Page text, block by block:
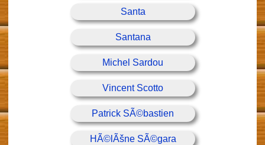
Santa
Santana
Michel Sardou
Vincent Scotto
Patrick SÃ©bastien
HÃ©lÃšne SÃ©gara